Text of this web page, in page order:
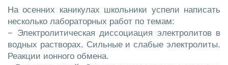
На осенних каникулах школьники успели написать
несколько лабораторных работ по темам:
− Электролитическая диссоциация электролитов в
водных растворах. Сильные и слабые электролиты.
Реакции ионного обмена.